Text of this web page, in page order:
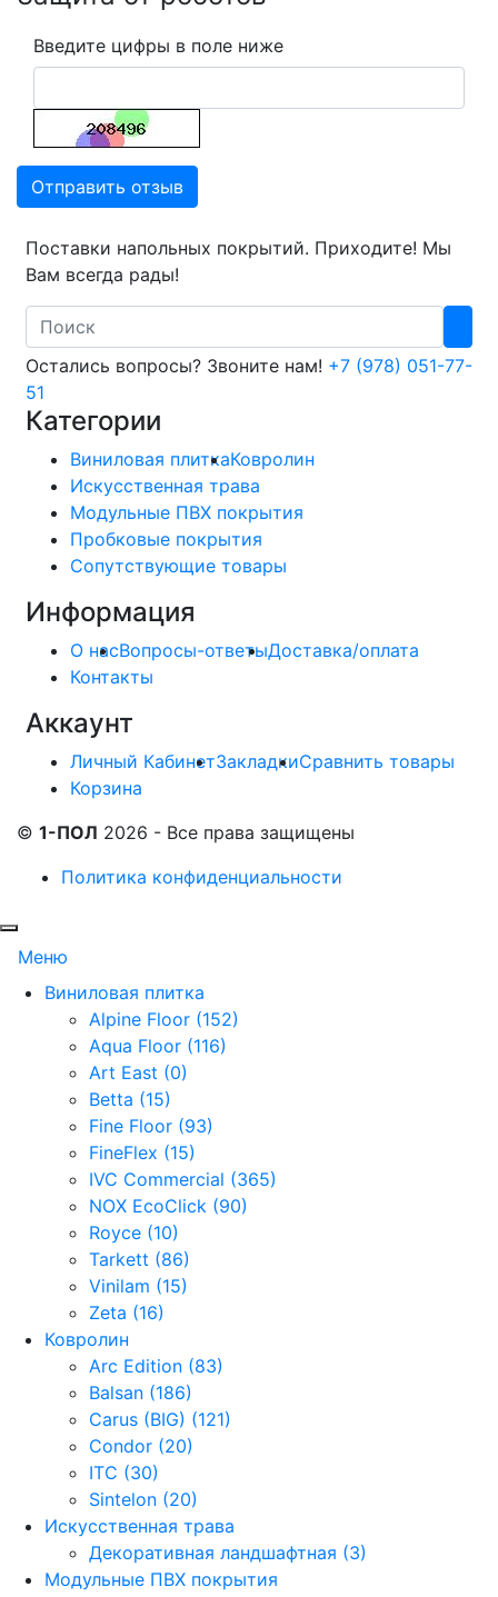
Введите цифры в поле ниже
Отправить отзыв
Поставки напольных покрытий. Приходите! Мы
Вам всегда рады!
Search
Остались вопросы? Звоните нам! +7 (978) 051-77-
51
Категории
Виниловая плиткаКовролин
Искусственная трава
Модульные ПВХ покрытия
Пробковые покрытия
Сопутствующие товары
Информация
О насВопросы-ответыДоставка/оплата
Контакты
Аккаунт
Личный КабинетЗакладкиСравнить товары
Корзина
© 1-ПОЛ 2026 - Все права защищены
Политика конфиденциальности
Меню
Виниловая плитка
Alpine Floor (152)
Aqua Floor (116)
Art East (0)
Betta (15)
Fine Floor (93)
FineFlex (15)
IVC Commercial (365)
NOX EcoClick (90)
Royce (10)
Tarkett (86)
Vinilam (15)
Zeta (16)
Ковролин
Arc Edition (83)
Balsan (186)
Carus (BIG) (121)
Condor (20)
ITC (30)
Sintelon (20)
Искусственная трава
Декоративная ландшафтная (3)
Модульные ПВХ покрытия